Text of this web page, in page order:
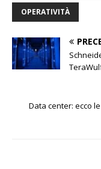
OPERATIVITÀ
Data center: ecco